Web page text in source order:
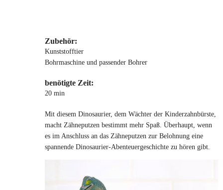
Zubehör:
Kunststofftier
Bohrmaschine und passender Bohrer
benötigte Zeit:
20 min
Mit diesem Dinosaurier, dem Wächter der Kinderzahnbürste,
macht Zähneputzen bestimmt mehr Spaß. Überhaupt, wenn
es im Anschluss an das Zähneputzen zur Belohnung eine
spannende Dinosaurier-Abenteuergeschichte zu hören gibt.